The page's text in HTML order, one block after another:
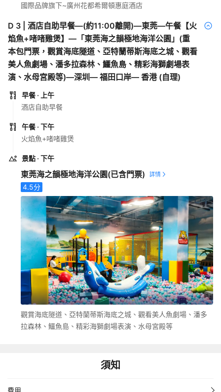
國際品牌旗下~廣州花都希爾頓惠庭酒店
D 3
酒店自助早餐—(約11:00離開)—東莞—午餐【火
焰魚+啫啫雞煲】—「東莞海之韻極地海洋公園」(重
本包門票，觀賞海底隧道、亞特蘭蒂斯海底之城、觀看
美人魚劇場、潘多拉森林、鱷魚島、精彩海獅劇場表
演、水母宮殿等)—深圳— 福田口岸— 香港 (自理)
早餐 · 上午
酒店自助早餐
午餐 · 下午
火焰魚+啫啫雞煲
景點 · 下午
東莞海之韻極地海洋公園(已含門票)
4.5分
觀賞海底隧道、亞特蘭蒂斯海底之城、觀看美人魚劇場、潘多
拉森林、鱷魚島、精彩海獅劇場表演、水母宮殿等
須知
費用